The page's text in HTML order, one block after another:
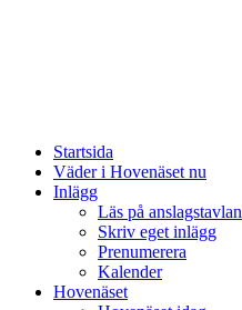
Startsida
Väder i Hovenäset nu
Inlägg
Läs på anslagstavlan
Skriv eget inlägg
Prenumerera
Kalender
Hovenäset